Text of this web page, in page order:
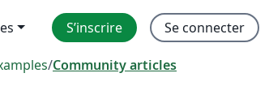
S’inscrire Se connecter
/Community articles